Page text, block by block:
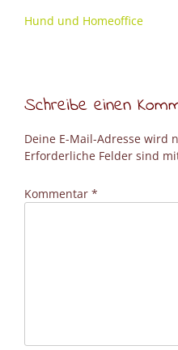
Post
Hund und Homeoffice
Schreibe einen
Deine E-Mail-Adresse wird
Erforderliche Felder sind
Kommentar *